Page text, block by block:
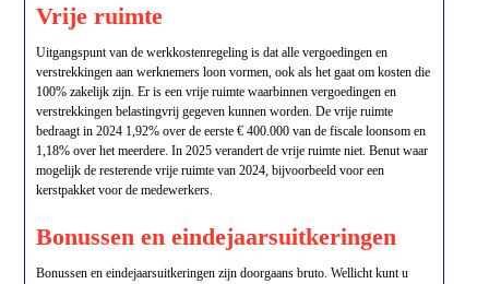
Vrije ruimte
Uitgangspunt van de werkkostenregeling is dat alle vergoedingen en
verstrekkingen aan werknemers loon vormen, ook als het gaat om kosten die
100% zakelijk zijn. Er is een vrije ruimte waarbinnen vergoedingen en
verstrekkingen belastingvrij gegeven kunnen worden. De vrije ruimte
bedraagt in 2024 1,92% over de eerste € 400.000 van de fiscale loonsom en
1,18% over het meerdere. In 2025 verandert de vrije ruimte niet. Benut waar
mogelijk de resterende vrije ruimte van 2024, bijvoorbeeld voor een
kerstpakket voor de medewerkers.
Bonussen en eindejaarsuitkeringen
Bonussen en eindejaarsuitkeringen zijn doorgaans bruto. Wellicht kunt u